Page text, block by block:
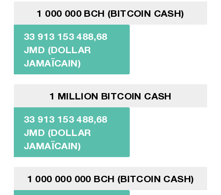
1 000 000 BCH (BITCOIN CASH)
33 913 153 488,68
JMD (DOLLAR
JAMAÏCAIN)
1 MILLION BITCOIN CASH
33 913 153 488,68
JMD (DOLLAR
JAMAÏCAIN)
1 000 000 000 BCH (BITCOIN CASH)